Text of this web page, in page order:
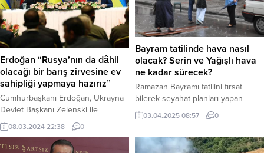
Erdoğan “Rusya’nın da dâhil
olacağı bir barış zirvesine ev
sahipliği yapmaya hazırız”
Cumhurbaşkanı Erdoğan, Ukrayna
Devlet Başkanı Zelenski ile
düzenlediği ortak basın
toplantısında, “Başından beri
savaşın müzakereler temelinde
08.03.2024 22:38 0
Bayram tatilinde hava nasıl
olacak? Serin ve Yağışlı hava
ne kadar sürecek?
Ramazan Bayramı tatilini fırsat
bilerek seyahat planları yapan
vatandaşlar, hava durumunu merak
ediyor. Yurt genelinde etkili olacak
süreceği belli oldu. Yağışlar Pazar
03.04.2025 08:57 0